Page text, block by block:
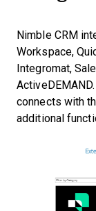
Nimble CRM
Workspace,
Integromat,
connects with
additional